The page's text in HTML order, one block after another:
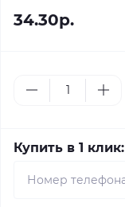
34.30р.
Купить в 1 клик: